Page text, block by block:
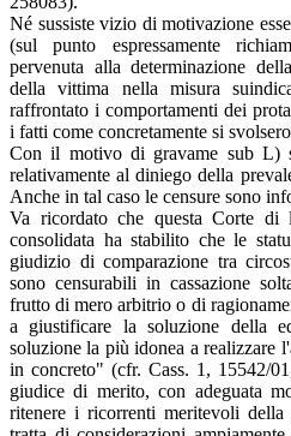
Né sussiste vizio di motivazione
(sul punto espressamente
pervenuta alla determinazione
della vittima nella misura
raffrontato i comportamenti dei
i fatti come concretamente si
Con il motivo di gravame sub L)
relativamente al diniego della
Anche in tal caso le censure sono
Va ricordato che questa Corte di
consolidata ha stabilito che le
giudizio di comparazione tra
sono censurabili in cassazione
frutto di mero arbitrio o di
a giustificare la soluzione della
soluzione la più idonea a realizzare
in concreto" (cfr. Cass. 1, 15542/
giudice di merito, con adeguata
ritenere i ricorrenti meritevoli della